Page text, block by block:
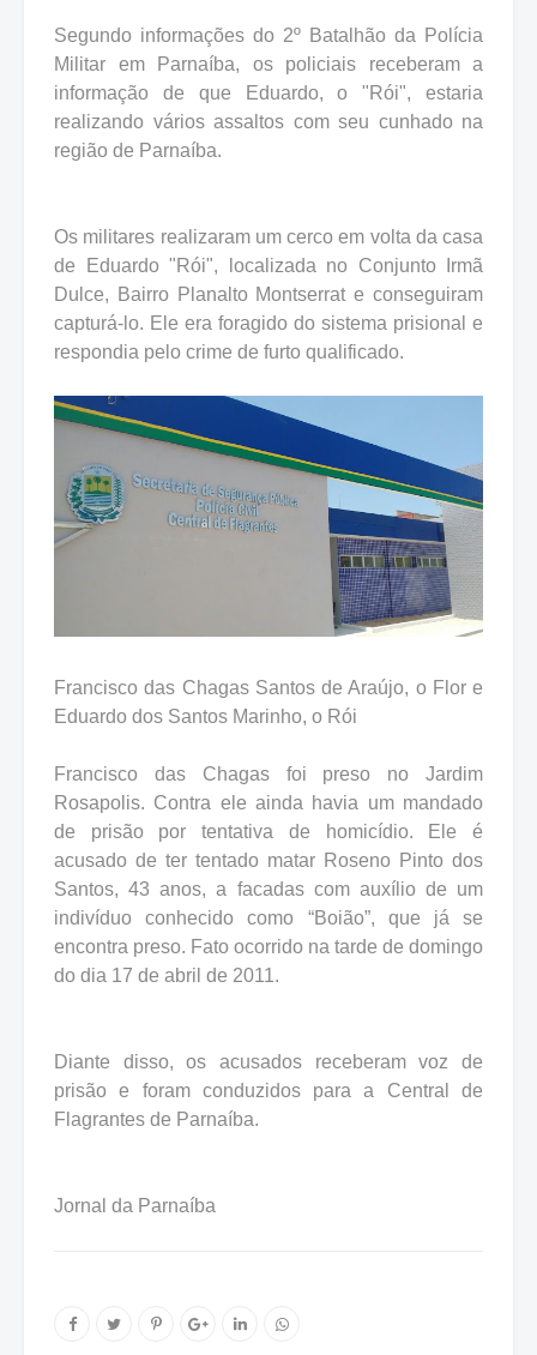
Segundo informações do 2º Batalhão da Polícia
Militar em Parnaíba, os policiais receberam a
informação de que Eduardo, o "Rói", estaria
realizando vários assaltos com seu cunhado na
região de Parnaíba.
Os militares realizaram um cerco em volta da casa
de Eduardo "Rói", localizada no Conjunto Irmã
Dulce, Bairro Planalto Montserrat e conseguiram
capturá-lo. Ele era foragido do sistema prisional e
respondia pelo crime de furto qualificado.
Francisco das Chagas Santos de Araújo, o Flor e
Eduardo dos Santos Marinho, o Rói
Francisco das Chagas foi preso no Jardim
Rosapolis. Contra ele ainda havia um mandado
de prisão por tentativa de homicídio. Ele é
acusado de ter tentado matar Roseno Pinto dos
Santos, 43 anos, a facadas com auxílio de um
indivíduo conhecido como “Boião”, que já se
encontra preso. Fato ocorrido na tarde de domingo
do dia 17 de abril de 2011.
Diante disso, os acusados receberam voz de
prisão e foram conduzidos para a Central de
Flagrantes de Parnaíba.
Jornal da Parnaíba